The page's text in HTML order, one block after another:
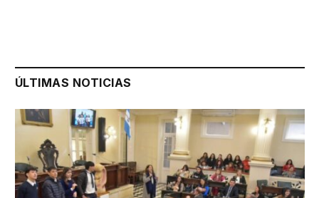
ÚLTIMAS NOTICIAS